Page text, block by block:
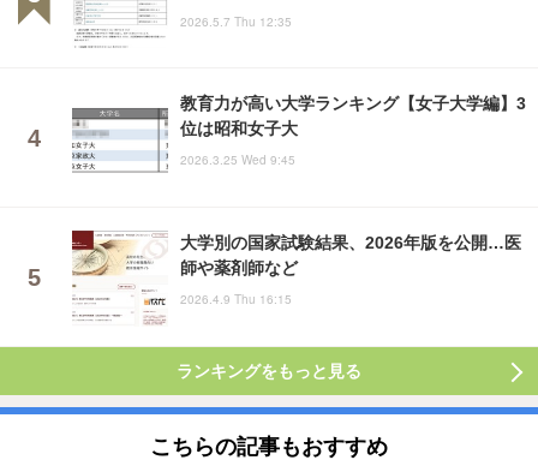
2026.5.7 Thu 12:35
教育力が高い大学ランキング【女子大学編】3
位は昭和女子大
2026.3.25 Wed 9:45
大学別の国家試験結果、2026年版を公開…医
師や薬剤師など
2026.4.9 Thu 16:15
ランキングをもっと見る
こちらの記事もおすすめ